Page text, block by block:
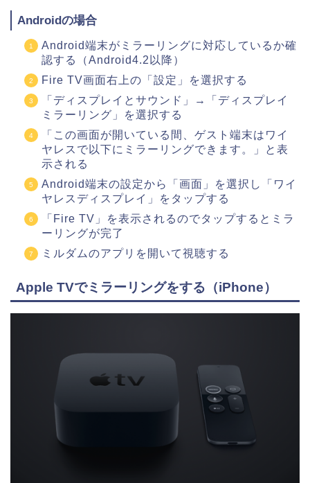
Androidの場合
Android端末がミラーリングに対応しているか確
認する（Android4.2以降）
Fire TV画面右上の「設定」を選択する
「ディスプレイとサウンド」→「ディスプレイ
ミラーリング」を選択する
「この画面が開いている間、ゲスト端末はワイ
ヤレスで以下にミラーリングできます。」と表
示される
Android端末の設定から「画面」を選択し「ワイ
ヤレスディスプレイ」をタップする
「Fire TV」を表示されるのでタップするとミラ
ーリングが完了
ミルダムのアプリを開いて視聴する
Apple TVでミラーリングをする（iPhone）